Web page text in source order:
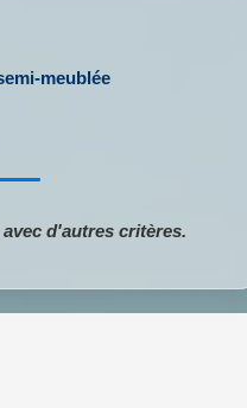
meublée
d'autres critères.